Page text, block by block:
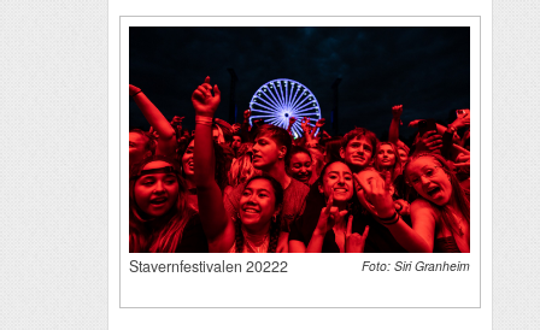
Stavernfestivalen 20222 Foto: Siri Granheim